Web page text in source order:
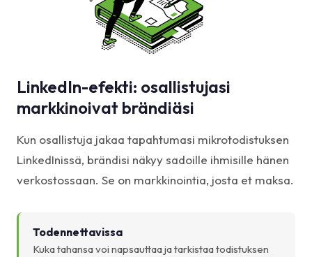
LinkedIn-efekti: osallistujasi
markkinoivat brändiäsi
Kun osallistuja jakaa tapahtumasi mikrotodistuksen
LinkedInissä, brändisi näkyy sadoille ihmisille hänen
verkostossaan. Se on markkinointia, josta et maksa.
Todennettavissa
Kuka tahansa voi napsauttaa ja tarkistaa todistuksen